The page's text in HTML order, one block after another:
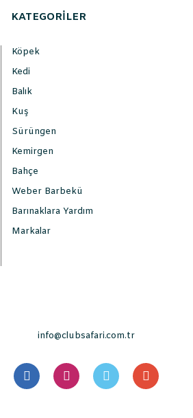
KATEGORİLER
Köpek
Kedi
Balık
Kuş
Sürüngen
Kemirgen
Bahçe
Weber Barbekü
Barınaklara Yardım
Markalar
info@clubsafari.com.tr